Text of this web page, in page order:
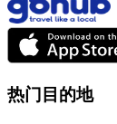
热门目的地